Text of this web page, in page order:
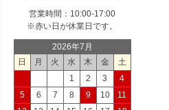
営業時間：10:00-17:00
※赤い日が休業日です。
2026年7月
日
月 火 水 木 金
土
1
2 3
4
5
6 7 8 9 10
11